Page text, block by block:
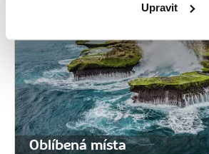
Upravit
Oblíbená místa